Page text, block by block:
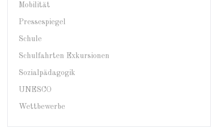
Mobilität
Pressespiegel
Schule
Schulfahrten Exkursionen
Sozialpädagogik
UNESCO
Wettbewerbe